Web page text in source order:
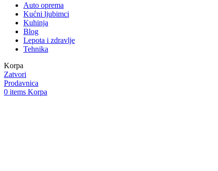
Auto oprema
Kućni ljubimci
Kuhinja
Blog
Lepota i zdravlje
Tehnika
Korpa
Zatvori
Prodavnica
0 items Korpa